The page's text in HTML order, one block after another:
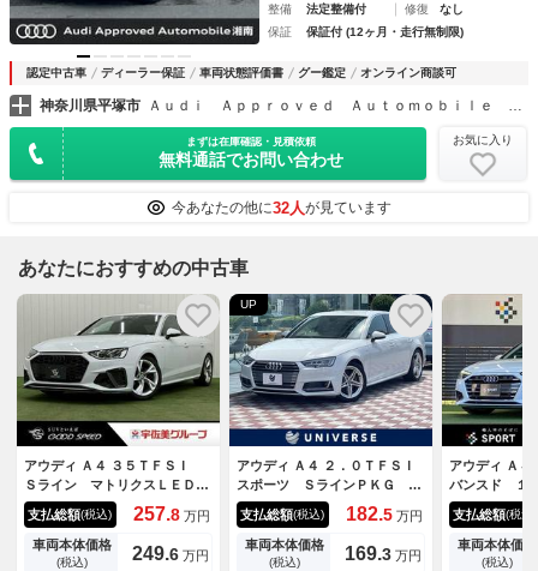
整備
法定整備付 修復
なし
保証
保証付 (12ヶ月・走行無制限)
認定中古車 ディーラー保証 車両状態評価書 グー鑑定 オンライン商談可
神奈川県平塚市 Ａｕｄｉ Ａｐｐｒｏｖｅｄ Ａｕｔｏｍｏｂｉｌｅ 湘南
まずは在庫確認・見積依頼
無料通話でお問い合わせ
お気に入り
今あなたの他に32人が見ています
あなたにおすすめの中古車
アウディ Ａ４ ３５ＴＦＳＩ
Ｓライン マトリクスＬＥＤヘ
ッドライトＰＫＧ／全周囲カメ
ラ／フロントスポイラー／トラ
ンクスポイラー／車高調／フル
セグＴＶ／シートヒーター／ワ
支払総額(税込) 257.8 万円
車両本体価格
(税込) 249.6 万円
UP
アウディ Ａ４ ２．０ＴＦＳＩ
スポーツ ＳラインＰＫＧ マ
トリクスＬＥＤヘッドライトＰ
ＫＧ 純正ナビ バックカメ
ラ レーダークルーズコントロ
ール ブラインドスポットモニ
支払総額(税込) 182.5 万円
車両本体価格
(税込) 169.3 万円
アウディ Ａ４
バンスド １
位カメラ／マ
ッドライト／
コントロール
ットモニター
支払総額(税込)
車両本体価格
(税込)